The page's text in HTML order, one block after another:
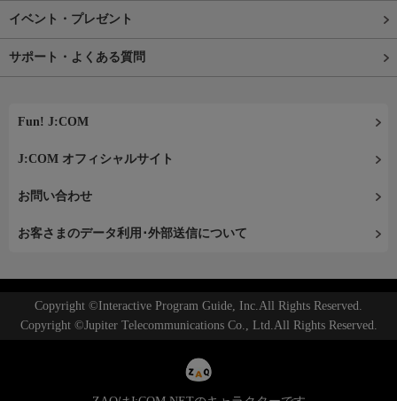
イベント・プレゼント
サポート・よくある質問
Fun! J:COM
J:COM オフィシャルサイト
お問い合わせ
お客さまのデータ利用･外部送信について
Copyright ©Interactive Program Guide, Inc.All Rights Reserved.
Copyright ©Jupiter Telecommunications Co., Ltd.All Rights Reserved.